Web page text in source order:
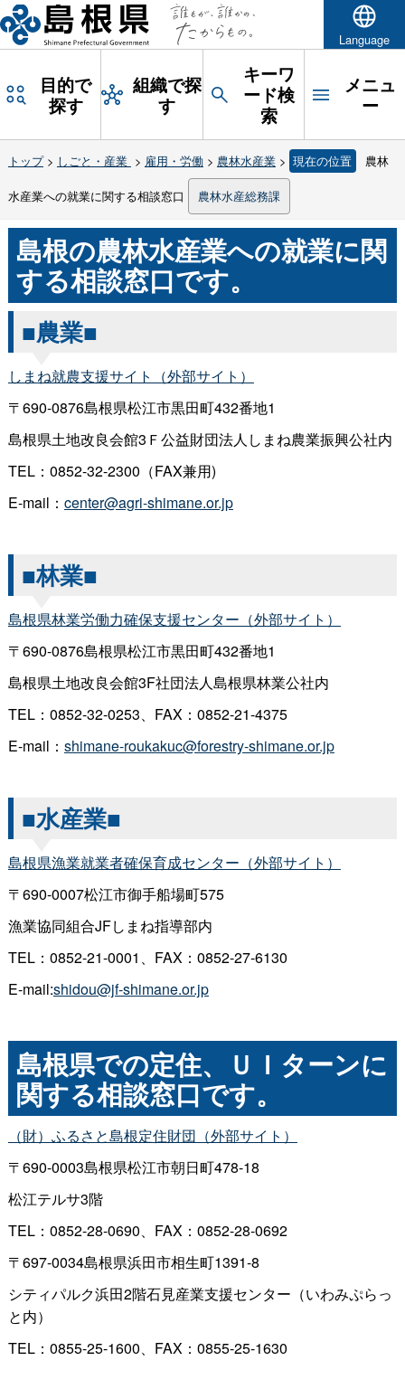
Language
目的で
探す
組織で探
す
キーワ
ード検
索
メニュ
ー
トップ> しごと・産業 > 雇用・労働 > 農林水産業> 現在の位置 農林
水産業への就業に関する相談窓口 農林水産総務課
島根の農林水産業への就業に関
する相談窓口です。
■農業■
しまね就農支援サイト（外部サイト）
〒690-0876島根県松江市黒田町432番地1
島根県土地改良会館3Ｆ公益財団法人しまね農業振興公社内
TEL：0852-32-2300（FAX兼用)
E-mail： center@agri-shimane.or.jp
■林業■
島根県林業労働力確保支援センター（外部サイト）
〒690-0876島根県松江市黒田町432番地1
島根県土地改良会館3F社団法人島根県林業公社内
TEL：0852-32-0253、FAX：0852-21-4375
E-mail： shimane-roukakuc@forestry-shimane.or.jp
■水産業■
島根県漁業就業者確保育成センター（外部サイト）
〒690-0007松江市御手船場町575
漁業協同組合JFしまね指導部内
TEL：0852-21-0001、FAX：0852-27-6130
E-mail:shidou@jf-shimane.or.jp
島根県での定住、ＵＩターンに
関する相談窓口です。
（財）ふるさと島根定住財団（外部サイト）
〒690-0003島根県松江市朝日町478-18
松江テルサ3階
TEL：0852-28-0690、FAX：0852-28-0692
〒697-0034島根県浜田市相生町1391-8
シティパルク浜田2階石見産業支援センター（いわみぷらっ
と内）
TEL：0855-25-1600、FAX：0855-25-1630